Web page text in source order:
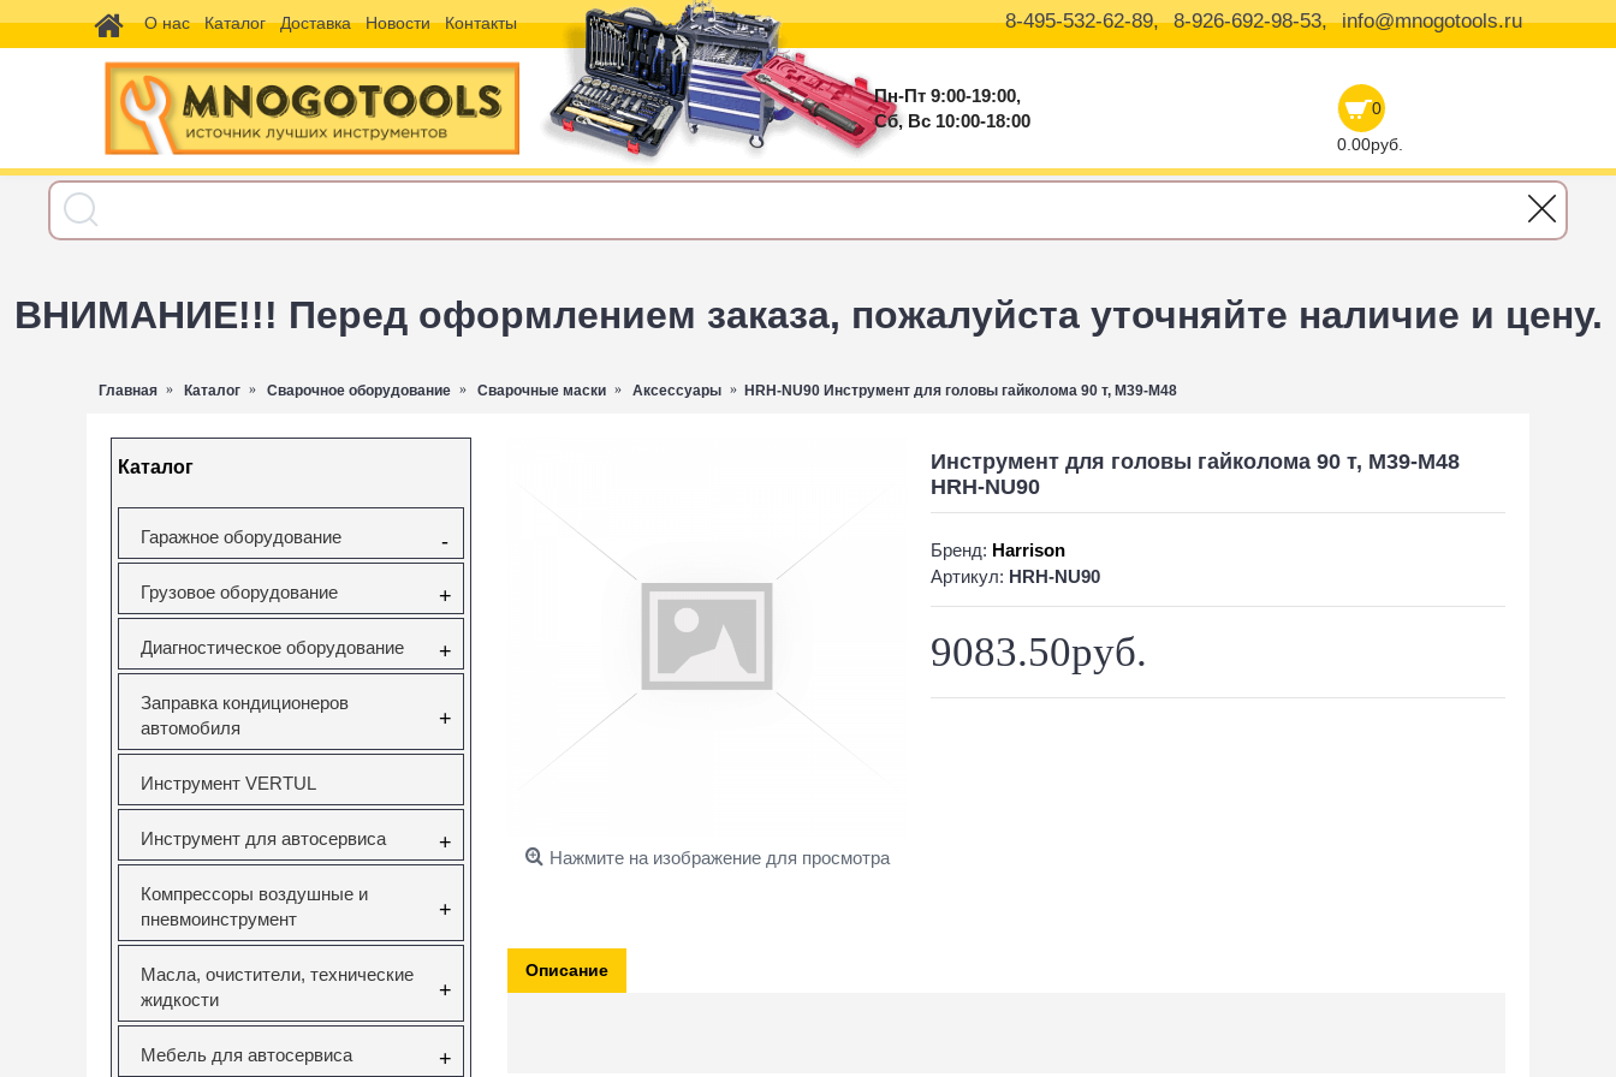
О нас Каталог Доставка Новости Контакты 8-495-532-62-89, 8-926-692-98-53, info@mnogotools.ru
Пн-Пт 9:00-19:00,
Сб, Вс 10:00-18:00
0
0.00руб.
ВНИМАНИЕ!!! Перед оформлением заказа, пожалуйста уточняйте наличие и цену.
Главная Каталог Сварочное оборудование Сварочные маски Аксессуары HRH-NU90 Инструмент для головы гайколома 90 т, М39-М48
Каталог
Гаражное оборудование -
Грузовое оборудование +
Диагностическое оборудование +
Заправка кондиционеров
автомобиля
+
Инструмент VERTUL
Инструмент для автосервиса +
Компрессоры воздушные и
пневмоинструмент
+
Масла, очистители, технические
жидкости
+
Мебель для автосервиса +
Нажмите на изображение для просмотра
Инструмент для головы гайколома 90 т, М39-М48
HRH-NU90
Бренд: Harrison
Артикул: HRH-NU90
9083.50руб.
Описание